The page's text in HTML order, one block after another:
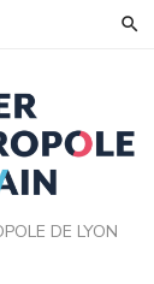
DE LYON